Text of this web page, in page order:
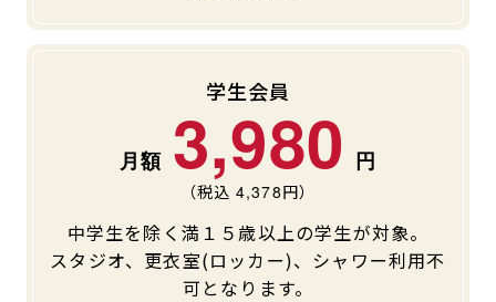
見学・体験
店舗へのお問い合わせ
JOYFIT+ 店舗を探す
学生会員
3,980
（税込 4,378円）
中学生を除く満１５歳以上の学生が対象。
スタジオ、更衣室(ロッカー)、シャワー利用不
可となります。